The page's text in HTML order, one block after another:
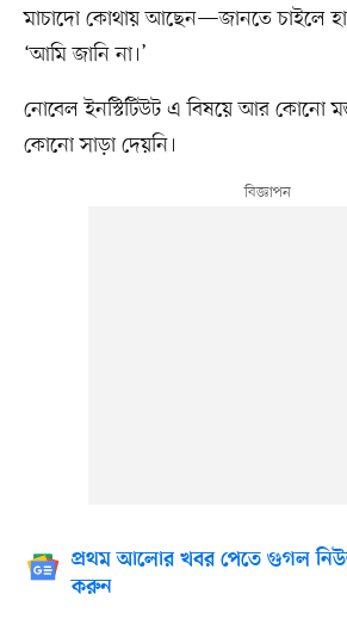
মাচাদো কোথায় আছেন—জানতে চাইলে
‘আমি জানি না।’
নোবেল ইনস্টিটিউট এ বিষয়ে আর কোনো
কোনো সাড়া দেয়নি।
প্রথম আলোর খবর পেতে গুগল
করুন